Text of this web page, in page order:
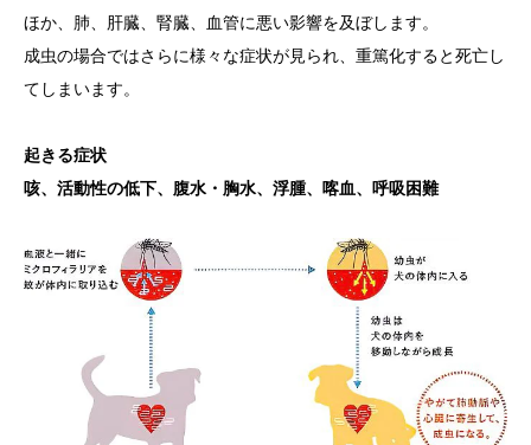
ほか、肺、肝臓、腎臓、血管に悪い影響を及ぼします。
成虫の場合ではさらに様々な症状が見られ、重篤化すると死亡し
てしまいます。
起きる症状
咳、活動性の低下、腹水・胸水、浮腫、喀血、呼吸困難